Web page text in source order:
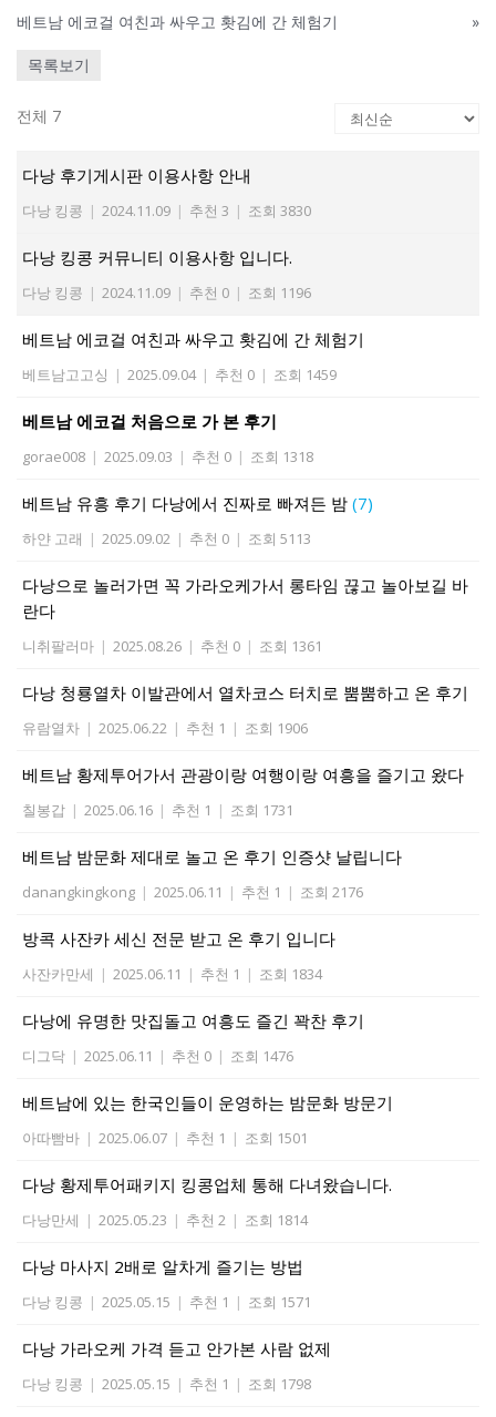
베트남 에코걸 여친과 싸우고 홧김에 간 체험기
»
목록보기
전체 7
다낭 후기게시판 이용사항 안내
다낭 킹콩 | 2024.11.09 | 추천 3 | 조회 3830
다낭 킹콩 커뮤니티 이용사항 입니다.
다낭 킹콩 | 2024.11.09 | 추천 0 | 조회 1196
베트남 에코걸 여친과 싸우고 홧김에 간 체험기
베트남고고싱 | 2025.09.04 | 추천 0 | 조회 1459
베트남 에코걸 처음으로 가 본 후기
gorae008 | 2025.09.03 | 추천 0 | 조회 1318
베트남 유흥 후기 다낭에서 진짜로 빠져든 밤 (7)
하얀 고래 | 2025.09.02 | 추천 0 | 조회 5113
다낭으로 놀러가면 꼭 가라오케가서 롱타임 끊고 놀아보길 바
란다
니취팔러마 | 2025.08.26 | 추천 0 | 조회 1361
다낭 청룡열차 이발관에서 열차코스 터치로 뿜뿜하고 온 후기
유람열차 | 2025.06.22 | 추천 1 | 조회 1906
베트남 황제투어가서 관광이랑 여행이랑 여흥을 즐기고 왔다
칠봉갑 | 2025.06.16 | 추천 1 | 조회 1731
베트남 밤문화 제대로 놀고 온 후기 인증샷 날립니다
danangkingkong | 2025.06.11 | 추천 1 | 조회 2176
방콕 사잔카 세신 전문 받고 온 후기 입니다
사잔카만세 | 2025.06.11 | 추천 1 | 조회 1834
다낭에 유명한 맛집돌고 여흥도 즐긴 꽉찬 후기
디그닥 | 2025.06.11 | 추천 0 | 조회 1476
베트남에 있는 한국인들이 운영하는 밤문화 방문기
아따빰바 | 2025.06.07 | 추천 1 | 조회 1501
다낭 황제투어패키지 킹콩업체 통해 다녀왔습니다.
다낭만세 | 2025.05.23 | 추천 2 | 조회 1814
다낭 마사지 2배로 알차게 즐기는 방법
다낭 킹콩 | 2025.05.15 | 추천 1 | 조회 1571
다낭 가라오케 가격 듣고 안가본 사람 없제
다낭 킹콩 | 2025.05.15 | 추천 1 | 조회 1798